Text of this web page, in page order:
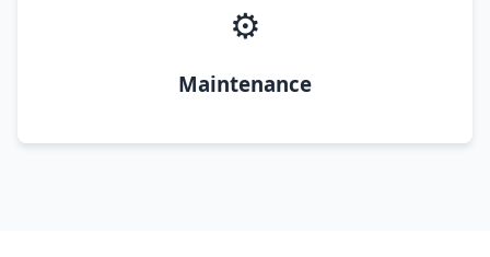
⚙️
Maintenance